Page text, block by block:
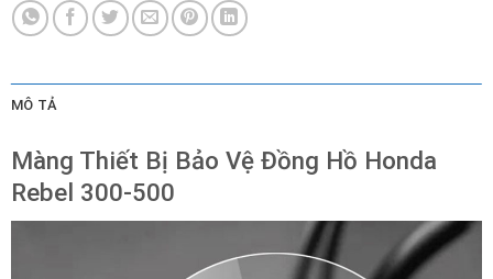
MÔ TẢ
Màng Thiết Bị Bảo Vệ Đồng Hồ Honda
Rebel 300-500